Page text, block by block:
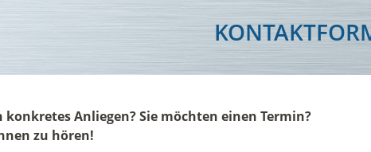
konkretes Anliegen? Sie möchten einen Termin?
zu hören!